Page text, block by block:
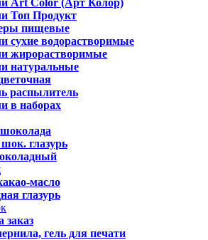
Art Color (Арт Колор)
Топ Продукт
пищевые
сухие водорастворимые
жирорастворимые
натуральные
распылитель
в наборах
глазурь
масло
глазурь
заказ
гель для печати